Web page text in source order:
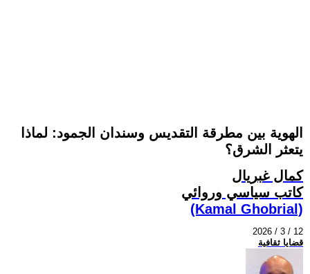
الهوية بين مطرقة التقديس وسندان الجمود: لماذا
يتعثر الشرق؟
كمال غبريال
كاتب سياسي وروائي
(Kamal Ghobrial)
2026 / 3 / 12
قضايا ثقافية